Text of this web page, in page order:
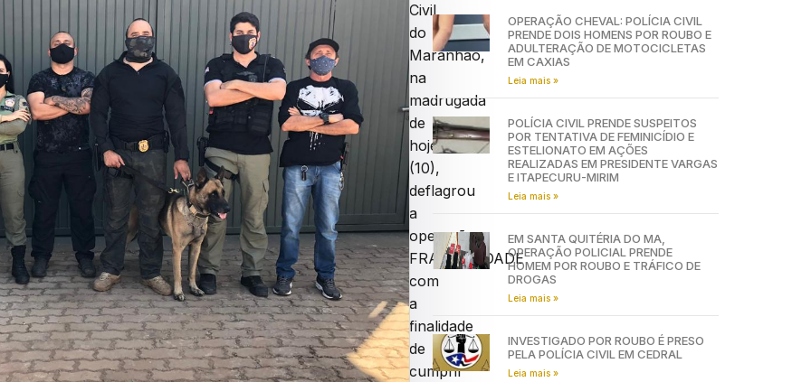
Civil
do
Maranhão,
na
madrugada
de
hoje
(10),
deflagrou
a
operação
FRATERNIDADE
com
a
finalidade
de
cumprir
OPERAÇÃO CHEVAL: POLÍCIA CIVIL
PRENDE DOIS HOMENS POR ROUBO E
ADULTERAÇÃO DE MOTOCICLETAS
EM CAXIAS
Leia mais »
POLÍCIA CIVIL PRENDE SUSPEITOS
POR TENTATIVA DE FEMINICÍDIO E
ESTELIONATO EM AÇÕES
REALIZADAS EM PRESIDENTE VARGAS
E ITAPECURU-MIRIM
Leia mais »
EM SANTA QUITÉRIA DO MA,
OPERAÇÃO POLICIAL PRENDE
HOMEM POR ROUBO E TRÁFICO DE
DROGAS
Leia mais »
INVESTIGADO POR ROUBO É PRESO
PELA POLÍCIA CIVIL EM CEDRAL
Leia mais »